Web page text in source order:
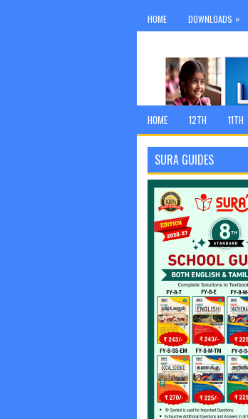
HOME DOWNLOADS »
HOME 12TH 11TH
SURA GUIDES